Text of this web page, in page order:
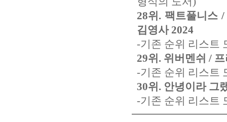
28위. 팩트풀니스
김영사 2024
-기존 순위 리스트
29위. 위버멘쉬 /
-기존 순위 리스트
30위. 안녕이라 그
-기존 순위 리스트